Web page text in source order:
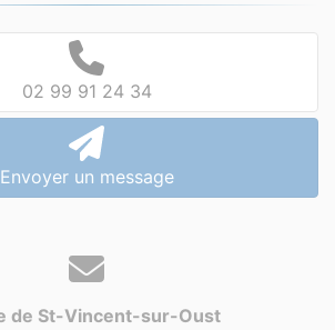
02 99 91 24 34
Envoyer un message
de St-Vincent-sur-Oust